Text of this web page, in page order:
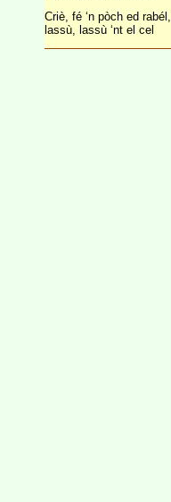
Criè, fé ‘n pòch ed rabél,
lassù, lassù ‘nt el cel